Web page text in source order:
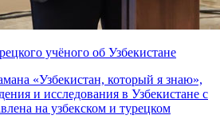
учёного об Узбекистане
«Узбекистан, который я знаю»,
и исследования в Узбекистане с
на узбекском и турецком